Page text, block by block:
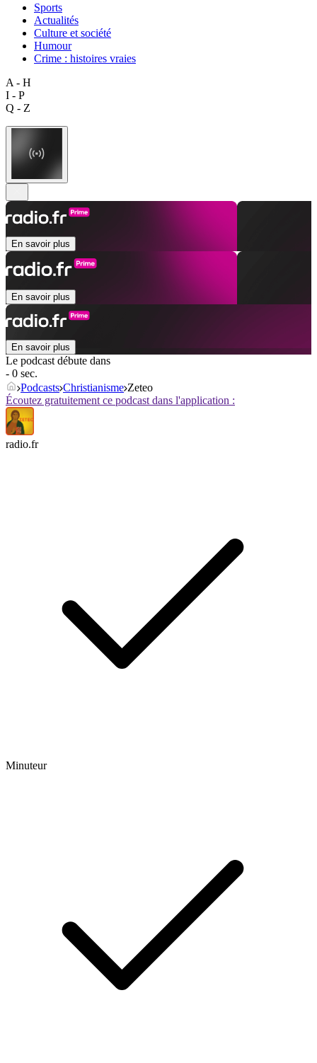
Sports
Actualités
Culture et société
Humour
Crime : histoires vraies
A - H
I - P
Q - Z
En savoir plus
En savoir plus
En savoir plus
Le podcast débute dans
- 0 sec.
Podcasts Christianisme Zeteo
Écoutez gratuitement ce podcast dans l'application :
radio.fr
Minuteur